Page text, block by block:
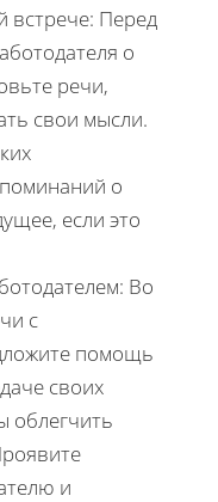
встрече: Перед
о
речи,
свои мысли.
о
если это
Во
с
помощь
своих
облегчить
и